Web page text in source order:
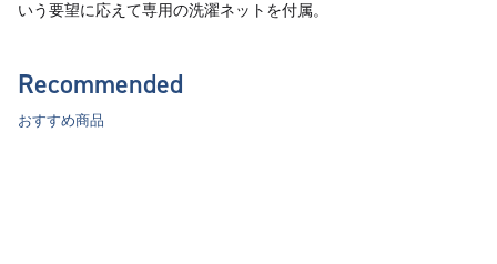
いう要望に応えて専用の洗濯ネットを付属。
Recommended
おすすめ商品